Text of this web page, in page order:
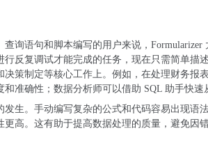
查询语句和脚本编写的用户来说，
行反复调试才能完成的任务，现在只需简单描
决策制定等核心工作上。例如，在处理财务报
和准确性；数据分析师可以借助 SQL 助手快
发生。手动编写复杂的公式和代码容易出现语
更高。这有助于提高数据处理的质量，避免因